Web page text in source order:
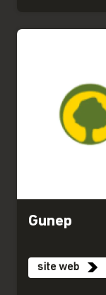
Gunep
site web